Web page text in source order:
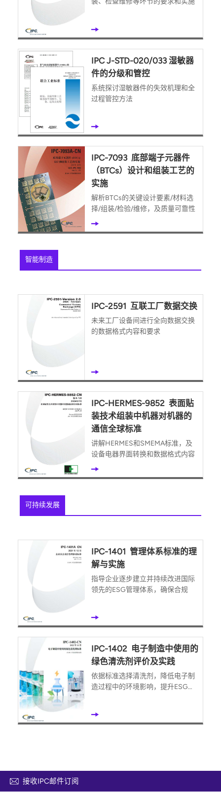
IPC J-STD-020/033 湿敏器
件的分级和管控
系统探讨湿敏器件的失效机理和全
过程管控方法
IPC-7093 底部端子元器件
（BTCs）设计和组装工艺的
实施
解析BTCs的关键设计要素/材料选
择/组装/检验/维修，及质量可靠性
智能制造
IPC-2591 互联工厂数据交换
未来工厂设备间进行全向数据交换
的数据格式内容和要求
IPC-HERMES-9852 表面贴
装技术组装中机器对机器的
通信全球标准
讲解HERMES和SMEMA标准，及
设备电器界面转换和数据格式内容
可持续发展
IPC-1401 管理体系标准的理
解与实施
指导企业逐步建立并持续改进国际
领先的ESG管理体系，确保合规
IPC-1402 电子制造中使用的
绿色清洗剂评价及实践
依据标准选择清洗剂，降低电子制
造过程中的环境影响，提升ESG绩
接收IPC邮件订阅